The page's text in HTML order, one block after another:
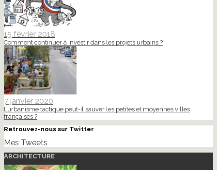
15 février 2018
Comment continuer à investir dans les projets urbains ?
7 janvier 2020
L’urbanisme tactique peut-il sauver les petites et moyennes villes
françaises ?
Retrouvez-nous sur Twitter
Mes Tweets
ARCHITECTURE